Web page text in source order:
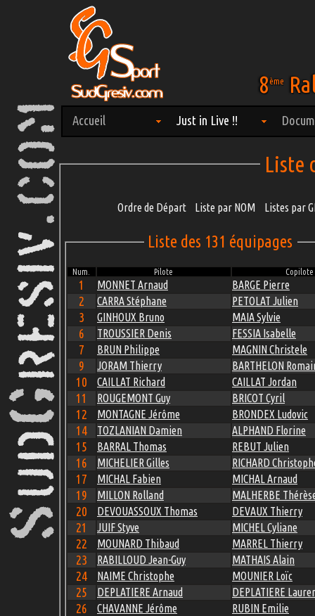
8ème
Accueil Just in Live !!
Liste
Ordre de Départ Liste par NOM Listes par
Liste des 131 équipages
Num. Pilote Copilote
1 MONNET Arnaud BARGE Pierre
2 CARRA Stéphane PETOLAT Julien
3 GINHOUX Bruno MAIA Sylvie
6 TROUSSIER Denis FESSIA Isabelle
7 BRUN Philippe MAGNIN Christele
9 JORAM Thierry BARTHELON
10 CAILLAT Richard CAILLAT Jordan
11 ROUGEMONT Guy BRICOT Cyril
12 MONTAGNE Jérôme BRONDEX Ludovic
14 TOZLANIAN Damien ALPHAND Florine
15 BARRAL Thomas REBUT Julien
16 MICHELIER Gilles RICHARD
17 MICHAL Fabien MICHAL Arnaud
19 MILLON Rolland MALHERBE
20 DEVOUASSOUX Thomas DEVAUX Thierry
21 JUIF Styve MICHEL Cyliane
22 MOUNARD Thibaud MARREL Thierry
23 RABILLOUD Jean-Guy MATHAIS Alain
24 NAIME Christophe MOUNIER Loïc
25 DEPLATIERE Arnaud DEPLATIERE
26 CHAVANNE Jérôme RUBIN Emilie